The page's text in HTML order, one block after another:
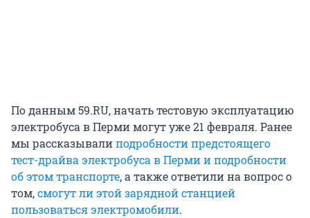
По данным 59.RU, начать тестовую эксплуатацию
электробуса в Перми могут уже 21 февраля. Ранее
мы рассказывалиподробности предстоящего
тест-драйва электробуса в Перми и подробности
об этом транспорте, а также ответили на вопрос о
том,смогут ли этой зарядной станцией
пользоваться электромобили.